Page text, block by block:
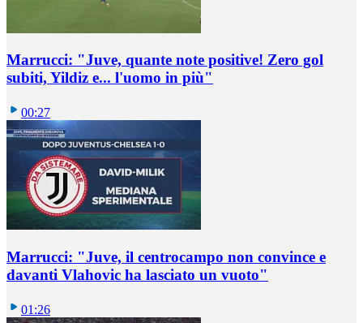
Marrucci: "Juve, quante note positive! Zero gol
subiti, Yildiz e... l'uomo in più"
00:27
Marrucci: "Juve, il centrocampo non convince e
davanti Vlahovic ha lasciato un vuoto"
01:26